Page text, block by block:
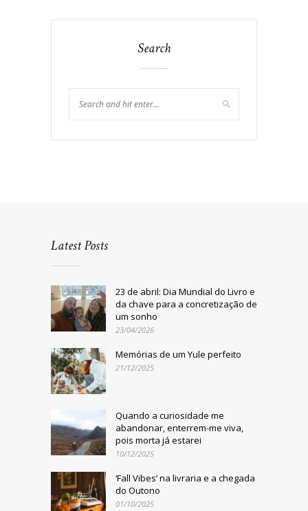
Search
Latest Posts
23 de abril: Dia Mundial do Livro e
da chave para a concretização de
um sonho
23/04/2026
Memórias de um Yule perfeito
21/12/2025
Quando a curiosidade me
abandonar, enterrem-me viva,
pois morta já estarei
10/12/2025
‘Fall Vibes’ na livraria e a chegada
do Outono
01/10/2025